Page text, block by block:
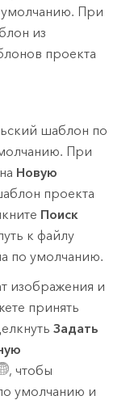
умолчанию. При
из
проекта
шаблон по
При
Новую
проекта
Поиск
к файлу
по умолчанию.
изображения и
принять
Задать
, чтобы
умолчанию и